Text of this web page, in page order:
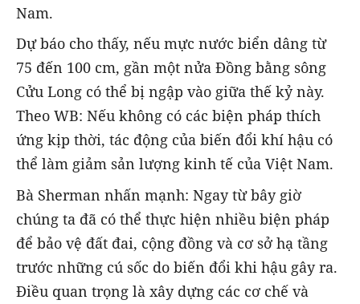
Nam.
Dự báo cho thấy, nếu mực nước biển dâng từ
75 đến 100 cm, gần một nửa Đồng bằng sông
Cửu Long có thể bị ngập vào giữa thế kỷ này.
Theo WB: Nếu không có các biện pháp thích
ứng kịp thời, tác động của biến đổi khí hậu có
thể làm giảm sản lượng kinh tế của Việt Nam.
Bà Sherman nhấn mạnh: Ngay từ bây giờ
chúng ta đã có thể thực hiện nhiều biện pháp
để bảo vệ đất đai, cộng đồng và cơ sở hạ tầng
trước những cú sốc do biến đổi khi hậu gây ra.
Điều quan trọng là xây dựng các cơ chế và